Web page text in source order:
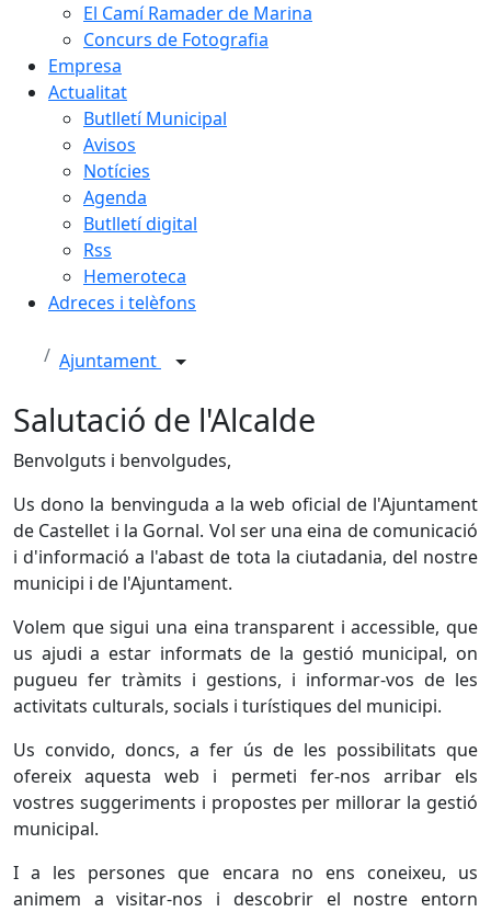
El Camí Ramader de Marina
Concurs de Fotografia
Empresa
Actualitat
Butlletí Municipal
Avisos
Notícies
Agenda
Butlletí digital
Rss
Hemeroteca
Adreces i telèfons
Ajuntament
Salutació de l'Alcalde
Benvolguts i benvolgudes,
Us dono la benvinguda a la web oficial de l'Ajuntament
de Castellet i la Gornal. Vol ser una eina de comunicació
i d'informació a l'abast de tota la ciutadania, del nostre
municipi i de l'Ajuntament.
Volem que sigui una eina transparent i accessible, que
us ajudi a estar informats de la gestió municipal, on
pugueu fer tràmits i gestions, i informar-vos de les
activitats culturals, socials i turístiques del municipi.
Us convido, doncs, a fer ús de les possibilitats que
ofereix aquesta web i permeti fer-nos arribar els
vostres suggeriments i propostes per millorar la gestió
municipal.
I a les persones que encara no ens coneixeu, us
animem a visitar-nos i descobrir el nostre entorn